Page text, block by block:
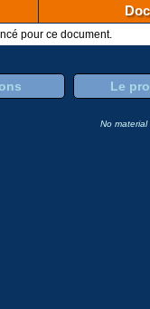
pour ce document.
Le
No